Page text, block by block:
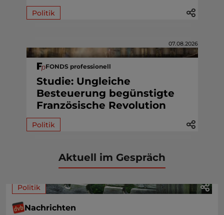
Politik
07.08.2026
FONDS professionell
Studie: Ungleiche
Besteuerung begünstigte
Französische Revolution
Politik
Aktuell im Gespräch
Politik
Nachrichten